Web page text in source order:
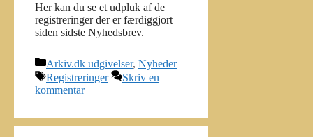
Her kan du se et udpluk af de
registreringer der er færdiggjort
siden sidste Nyhedsbrev.
Kategorier
Arkiv.dk udgivelser, Nyheder
Tags
Registreringer
Skriv en
kommentar